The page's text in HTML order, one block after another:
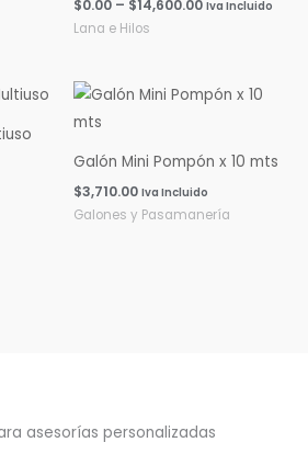
$0.00 – $14,600.00 Iva Incluido
Lana e Hilos
Galón Mini Pompón x 10 mts
$3,710.00 Iva Incluido
Galones y Pasamanería
asesorías personalizadas